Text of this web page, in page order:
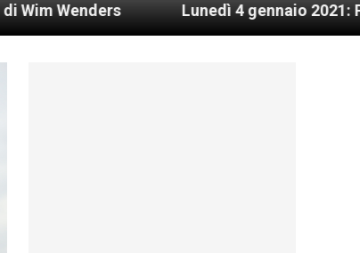
Lunedì 4 gennaio 2021: Possesso